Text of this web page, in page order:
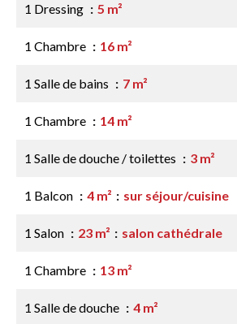
1 Dressing 5 m²
1 Chambre 16 m²
1 Salle de bains 7 m²
1 Chambre 14 m²
1 Salle de douche / toilettes 3 m²
1 Balcon 4 m² sur séjour/cuisine
1 Salon 23 m² salon cathédrale
1 Chambre 13 m²
1 Salle de douche 4 m²